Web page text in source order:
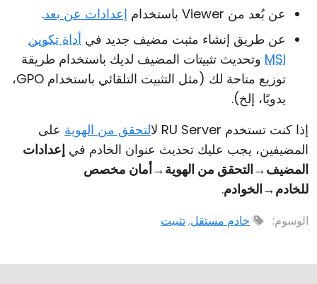
عن بُعد من Viewer باستخدام
إعدادات عن بعد.
عن طريق إنشاء مثبت مضيف جديد في أداة تكوين
MSI وتحديث تثبيتات المضيف لديك باستخدام طريقة
توزيع متاحة لك (مثل التثبيت التلقائي باستخدام GPO،
يدويًا، إلخ).
إذا كنت تستخدم RU Server ل
التحقق من الهوية على
المضيفين، يجب عليك تحديث عنوان الخادم في إعدادات
المضيف→التحقق من الهوية→أمان مخصص
للخادم→الخوادم.
الوسوم: خادم مستقل,تثبيت